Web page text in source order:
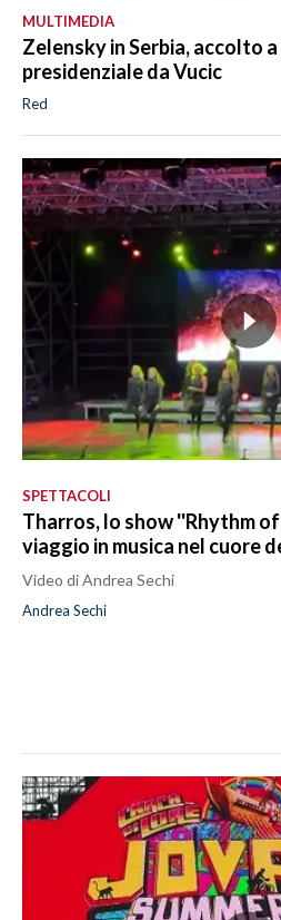
MULTIMEDIA
Zelensky in Serbia, accolto
presidenziale da Vucic
Red
SPETTACOLI
Tharros, lo show ''Rhythm
viaggio in musica nel cuore
Video di Andrea Sechi
Andrea Sechi